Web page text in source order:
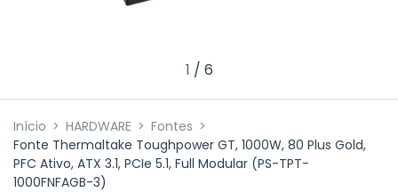
1 / 6
Início > HARDWARE > Fontes >
Fonte Thermaltake Toughpower GT, 1000W, 80 Plus Gold,
PFC Ativo, ATX 3.1, PCIe 5.1, Full Modular (PS-TPT-
1000FNFAGB-3)